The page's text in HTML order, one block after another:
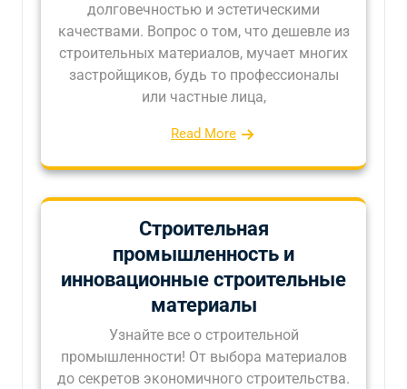
долговечностью и эстетическими
качествами. Вопрос о том, что дешевле из
строительных материалов, мучает многих
застройщиков, будь то профессионалы
или частные лица,
Read More
Строительная
промышленность и
инновационные строительные
материалы
Узнайте все о строительной
промышленности! От выбора материалов
до секретов экономичного строительства.